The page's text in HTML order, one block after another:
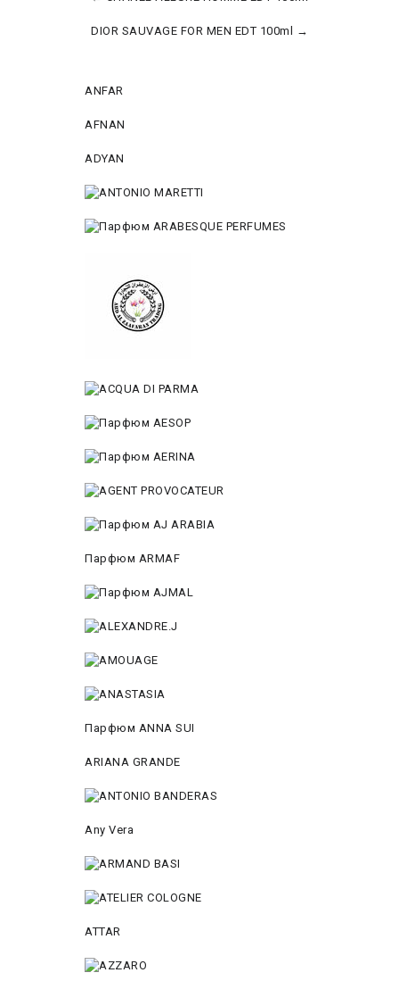
DIOR SAUVAGE FOR MEN EDT 100ml →
ANFAR
AFNAN
ADYAN
Парфюм ARMAF
Парфюм ANNA SUI
ARIANA GRANDE
Any Vera
ATTAR